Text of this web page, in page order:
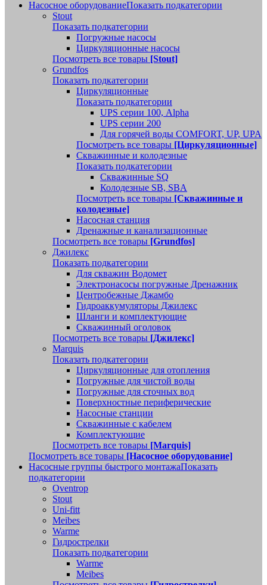
Насосное оборудованиеПоказать подкатегории
Stout
Показать подкатегории
Погружные насосы
Циркуляционные насосы
Посмотреть все товары [Stout]
Grundfos
Показать подкатегории
Циркуляционные
Показать подкатегории
UPS серии 100, Alpha
UPS серии 200
Для горячей воды COMFORT, UP, UPA
Посмотреть все товары [Циркуляционные]
Скважинные и колодезные
Показать подкатегории
Скважинные SQ
Колодезные SB, SBA
Посмотреть все товары [Скважинные и
колодезные]
Насосная станция
Дренажные и канализационные
Посмотреть все товары [Grundfos]
Джилекс
Показать подкатегории
Для скважин Водомет
Электронасосы погружные Дренажник
Центробежные Джамбо
Гидроаккумуляторы Джилекс
Шланги и комплектующие
Скважинный оголовок
Посмотреть все товары [Джилекс]
Marquis
Показать подкатегории
Циркуляционные для отопления
Погружные для чистой воды
Погружные для сточных вод
Поверхностные периферические
Насосные станции
Скважинные с кабелем
Комплектующие
Посмотреть все товары [Marquis]
Посмотреть все товары [Насосное оборудование]
Насосные группы быстрого монтажаПоказать
подкатегории
Oventrop
Stout
Uni-fitt
Meibes
Warme
Гидрострелки
Показать подкатегории
Warme
Meibes